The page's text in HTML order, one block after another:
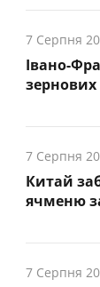
7 Серпня
Івано-
зернових
7 Серпня
Китай
ячменю
7 Серпня